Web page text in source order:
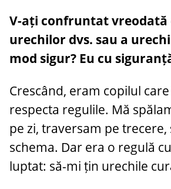
V-ați confruntat vreodată
urechilor dvs. sau a
mod sigur? Eu cu siguranță
Crescând, eram copilul
respecta regulile. Mă
pe zi, traversam pe trecere,
schema. Dar era o regulă
luptat: să-mi țin urechile